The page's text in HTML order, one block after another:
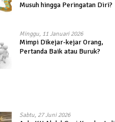
Musuh hingga Peringatan Diri?
Minggu, 11 Januari 2026
Mimpi Dikejar-kejar Orang,
Pertanda Baik atau Buruk?
Sabtu, 27 Juni 2026